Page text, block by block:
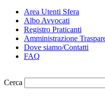
Area Utenti Sfera
Albo Avvocati
Registro Praticanti
Amministrazione
Dove siamo/Contatti
FAQ
Cerca